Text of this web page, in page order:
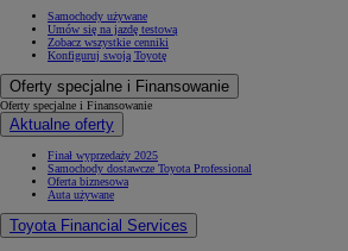
Samochody używane
Umów się na jazdę testową
Zobacz wszystkie cenniki
Konfiguruj swoją Toyotę
Oferty specjalne i Finansowanie
Oferty specjalne i Finansowanie
Aktualne oferty
Finał wyprzedaży 2025
Samochody dostawcze Toyota Professional
Oferta biznesowa
Auta używane
Toyota Financial Services